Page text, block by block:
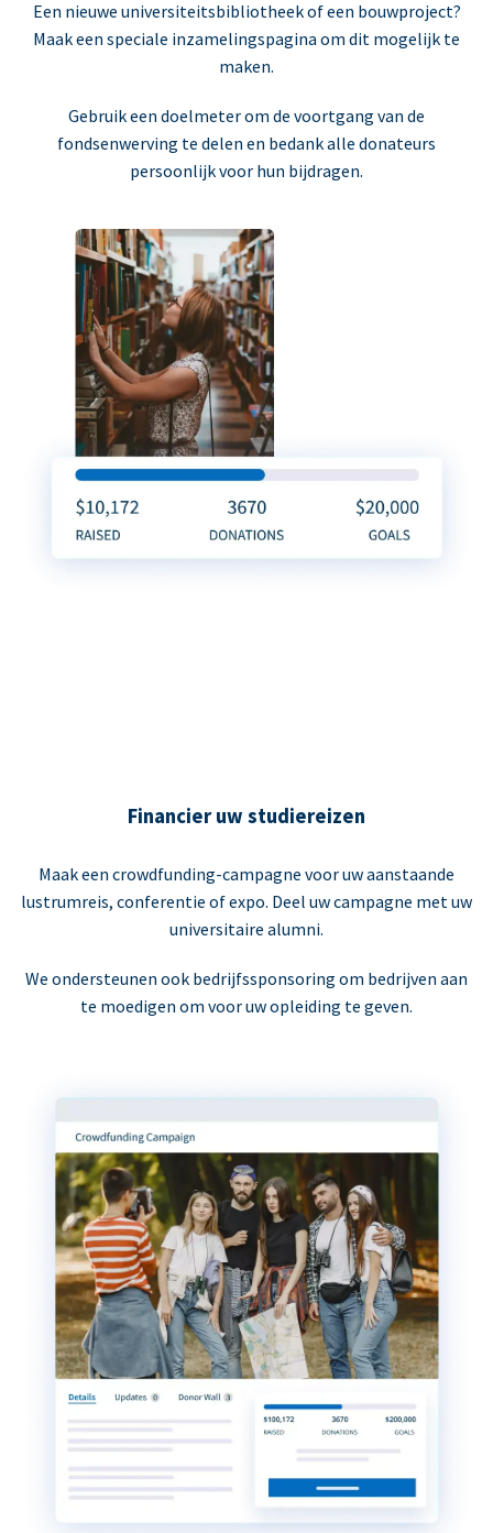
Een nieuwe universiteitsbibliotheek of een bouwproject?
Maak een speciale inzamelingspagina om dit mogelijk te
maken.
Gebruik een doelmeter om de voortgang van de
fondsenwerving te delen en bedank alle donateurs
persoonlijk voor hun bijdragen.
Financier uw studiereizen
Maak een crowdfunding-campagne voor uw aanstaande
lustrumreis, conferentie of expo. Deel uw campagne met uw
universitaire alumni.
We ondersteunen ook bedrijfssponsoring om bedrijven aan
te moedigen om voor uw opleiding te geven.